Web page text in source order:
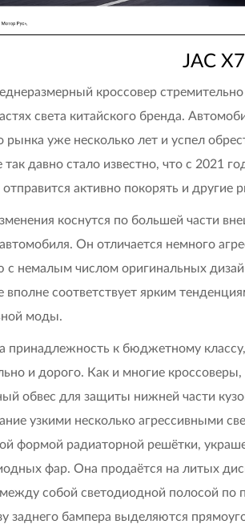
JAC X7
кроссовер
света китайского бренда.
рынка уже несколько лет и успел
так давно стало известно, что с 2021
отправится активно покорять и другие
коснутся по большей части
Он отличается немного
с немалым числом оригинальных
вполне соответствует ярким
моды.
принадлежность к бюджетному
и дорого. Как и многие
обвес для защиты нижней части
узкими несколько агрессивными
формой радиаторной решётки,
фар. Она продаётся на литых
собой светодиодной полосой
заднего бампера выделяются